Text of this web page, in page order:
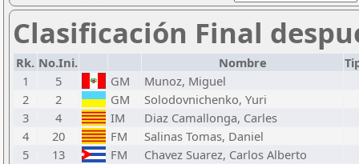
Clasificación Final
Rk. No.Ini. Nombre
1
5 GM
Munoz, Miguel
2
2 GM
Solodovnichenko, Yuri
3
4 IM
Diaz Camallonga, Carles
4
20 FM
Salinas Tomas, Daniel
5
13 FM
Chavez Suarez, Carlos Alberto